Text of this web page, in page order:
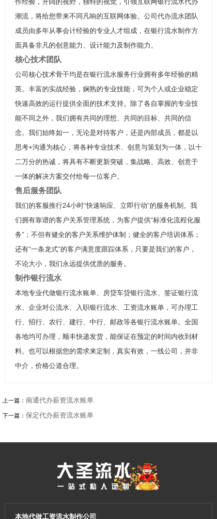
潮流，将给您带来不同凡响的互联网体验。公司代办流水团队
成员由多年从事会计经验的专业人才组成，在银行流水制作方
面具备非凡的创意能力、设计能力及制作能力。
核心技术团队
公司核心技术骨干均是在银行流水服务行业拥有多年经验的精
英。丰富的实战经验，娴熟的专业技能，可为个人或企业稳定
快速高效的运行提供全面的技术支持。除了各自掌握的专业技
能不同之外，我们拥有共同的理想、共同的目标、共同的信
念。我们始终如一，无论是对待客户，还是内部成员，都是以
思考+沟通为核心，将各种专业技术、创意与策划为一体，以十
二万分的热诚，将具有不断更新突破，集战略、高效、创意于
一体的解决方案交付给每一位客户。
售后服务团队
我们的客服推行24小时“快速响应、立即行动“的服务机制。我
们拥有靠谱的客户关系管理系统，为客户提供“标准化流程化服
务”；不但有健全的客户关系维护体制；健全的客户培训体系；
还有“一条龙式”的客户满意度跟踪体系，只要是我们的客户，
不论大小，我们永远提供优质的服务。
制作银行流水
本地专业代做银行流水账单、房贷车贷银行流水、签证银行流
水、企业对公流水、入职银行流水、工资流水账单，可办理工
行、招行、农行、建行、中行、邮政等各银行流水账单。全国
各地均可办理，顺丰快递发货，能保证在预定的时间内收到材
料。也可以根据您的需求来定制，真实有效，一线公司，并非
中介，价格公道合理。
上一篇： 南通代办薪资流水账单
下一篇： 保定代办薪资流水账单
本地代做工资流水制作公司